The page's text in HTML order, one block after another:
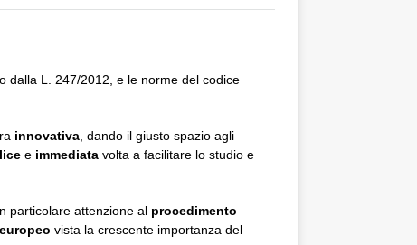
dalla L. 247/2012, e le norme del codice
innovativa, dando il giusto spazio agli
e immediata volta a facilitare lo studio e
particolare attenzione al procedimento
vista la crescente importanza del